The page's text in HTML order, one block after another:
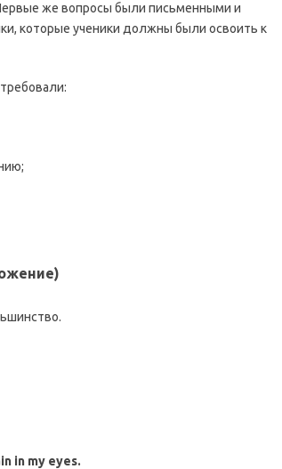
же вопросы были письменными и
которые ученики должны были освоить к
in my eyes.